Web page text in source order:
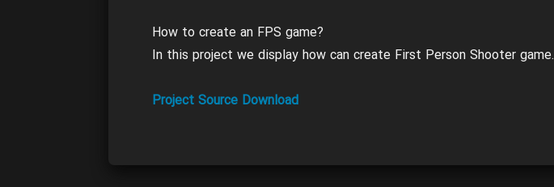
How to create an FPS game?
In this project we display how can create First Person Shooter game.
Project Source Download